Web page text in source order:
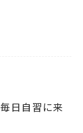
日自習に来